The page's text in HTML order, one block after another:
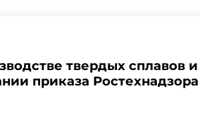
твердых сплавов и
приказа Ростехнадзора